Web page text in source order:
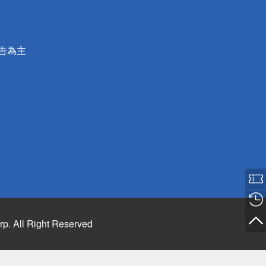
為主
All Right Reserved